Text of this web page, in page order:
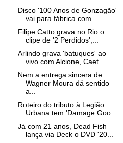
Disco '100 Anos de Gonzagão'
vai para fábrica com ...
Filipe Catto grava no Rio o
clipe de '2 Perdidos',...
Arlindo grava 'batuques' ao
vivo com Alcione, Caet...
Nem a entrega sincera de
Wagner Moura dá sentido
a...
Roteiro do tributo à Legião
Urbana tem 'Damage Goo...
Já com 21 anos, Dead Fish
lança via Deck o DVD '20...